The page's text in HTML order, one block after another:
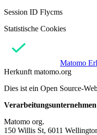
Session ID Flycms
Statistische Cookies
Matomo
Herkunft matomo.org
Dies ist ein Open Source-
Verarbeitungsunternehmen
Matomo org.
150 Willis St, 6011